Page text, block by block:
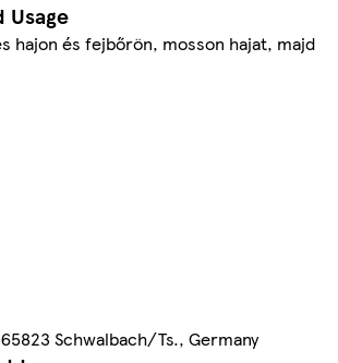
Usage
hajon és fejbőrön, mosson hajat, majd
Schwalbach/Ts., Germany